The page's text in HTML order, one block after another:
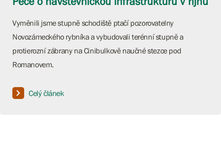
Vyměnili jsme stupně schodiště ptačí pozorovatelny
Novozámeckého rybníka a vybudovali terénní stupně a
protierozní zábrany na Cinibulkově naučné stezce pod
Romanovem.
Celý článek